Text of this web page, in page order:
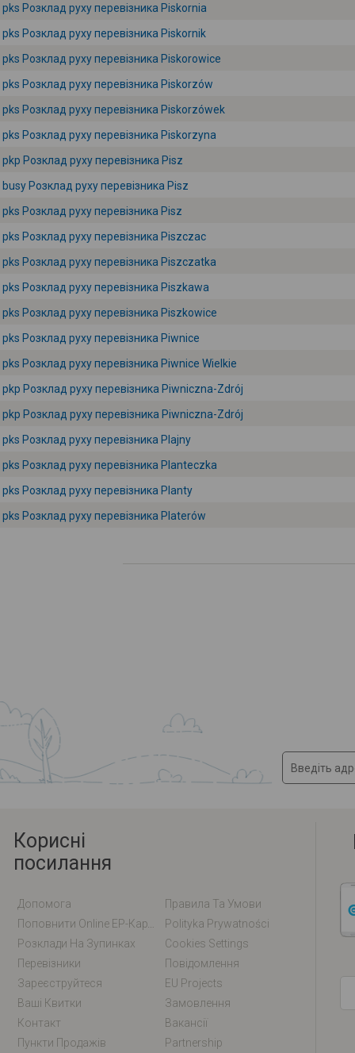
pks Розклад руху перевізника Piskornia
pks Розклад руху перевізника Piskornik
pks Розклад руху перевізника Piskorowice
pks Розклад руху перевізника Piskorzów
pks Розклад руху перевізника Piskorzówek
pks Розклад руху перевізника Piskorzyna
pkp Розклад руху перевізника Pisz
busy Розклад руху перевізника Pisz
pks Розклад руху перевізника Pisz
pks Розклад руху перевізника Piszczac
pks Розклад руху перевізника Piszczatka
pks Розклад руху перевізника Piszkawa
pks Розклад руху перевізника Piszkowice
pks Розклад руху перевізника Piwnice
pks Розклад руху перевізника Piwnice Wielkie
pkp Розклад руху перевізника Piwniczna-Zdrój
pkp Розклад руху перевізника Piwniczna-Zdrój
pks Розклад руху перевізника Plajny
pks Розклад руху перевізника Planteczka
pks Розклад руху перевізника Planty
pks Розклад руху перевізника Platerów
Корисні
посилання
Допомога
Правила Та Умови
Polityka Prywatności
Розклади На Зупинках
Cookies Settings
Перевізники
Повідомлення
Зареєструйтеся
EU Projects
Ваші Квитки
Замовлення
Контакт
Вакансії
Пункти Продажів
Partnership